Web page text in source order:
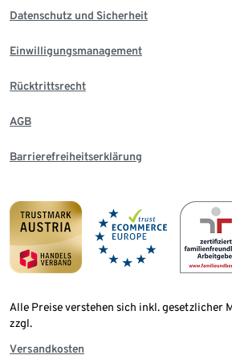
Datenschutz und Sicherheit
Einwilligungsmanagement
Rücktrittsrecht
AGB
Barrierefreiheitserklärung
Alle Preise verstehen sich inkl. gesetzlicher
zzgl.
Versandkosten